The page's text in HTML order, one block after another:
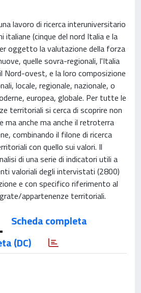
lavoro di ricerca interuniversitario
(cinque del nord Italia e la
oggetto la valutazione della forza
quelle sovra-regionali, l'Italia
Nord-ovest, e la loro composizione
locale, regionale, nazionale, o
europea, globale. Per tutte le
territoriali si cerca di scoprire non
ma anche ma anche il retroterra
combinando il filone di ricerca
con quello sui valori. Il
di una serie di indicatori utili a
valoriali degli intervistati (2800)
e con specifico riferimento al
appartenenze territoriali.
Scheda completa
(DC)